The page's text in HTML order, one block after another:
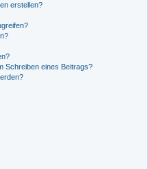
erstellen?
Schreiben eines Beitrags?